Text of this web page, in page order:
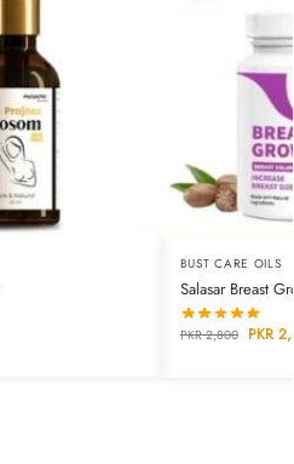
BUST CARE OILS
Salasar Breast
PKR2,800 PKR